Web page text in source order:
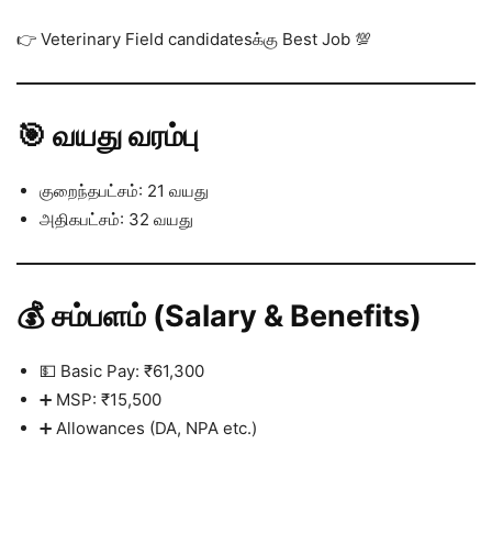
👉 Veterinary Field candidatesக்கு Best Job 💯
🎯 வயது வரம்பு
குறைந்தபட்சம்: 21 வயது
அதிகபட்சம்: 32 வயது
💰 சம்பளம் (Salary & Benefits)
💵 Basic Pay: ₹61,300
➕ MSP: ₹15,500
➕ Allowances (DA, NPA etc.)